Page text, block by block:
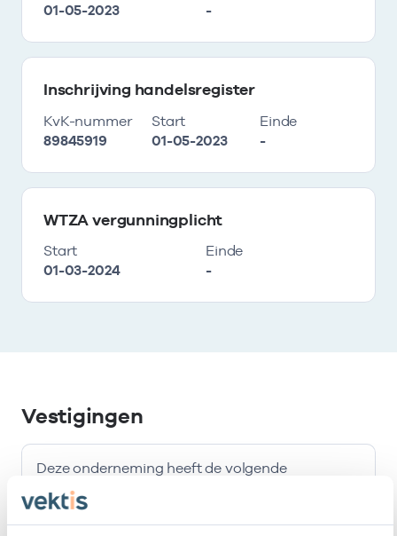
01-05-2023
-
Inschrijving handelsregister
KvK-nummer
89845919
Start
01-05-2023
Einde
-
WTZA vergunningplicht
Start
01-03-2024
Einde
-
Vestigingen
Deze onderneming heeft de volgende
vestigingen